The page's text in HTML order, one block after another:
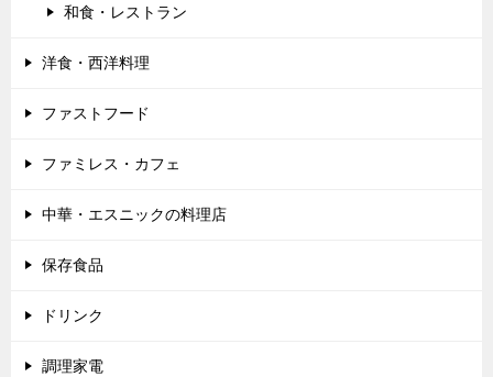
和食・レストラン
洋食・西洋料理
ファストフード
ファミレス・カフェ
中華・エスニックの料理店
保存食品
ドリンク
調理家電